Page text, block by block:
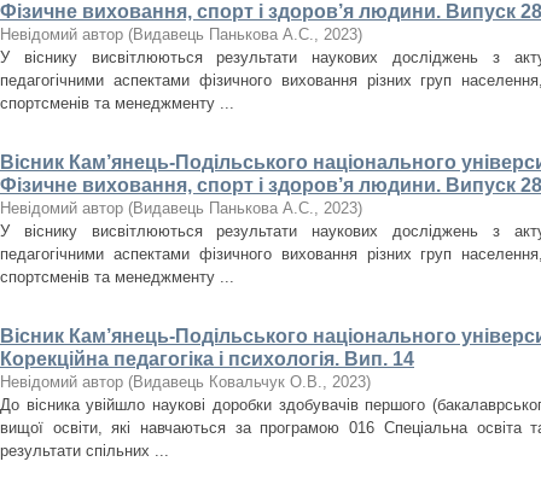
Фізичне виховання, спорт і здоров’я людини. Випуск
Невідомий автор (Видавець Панькова А.С., 2023)
У віснику висвітлюються результати наукових досліджень з
педагогічними аспектами фізичного виховання різних груп населення,
спортсменів та менеджменту ...
Вісник Кам’янець-Подільського національного
Фізичне виховання, спорт і здоров’я людини. Випуск
Невідомий автор (Видавець Панькова А.С., 2023)
У віснику висвітлюються результати наукових досліджень з
педагогічними аспектами фізичного виховання різних груп населення,
спортсменів та менеджменту ...
Вісник Кам’янець-Подільського національного
Корекційна педагогіка і психологія. Вип. 14
Невідомий автор (Видавець Ковальчук О.В., 2023)
До вісника увійшло наукові доробки здобувачів першого
вищої освіти, які навчаються за програмою 016 Спеціальна освіта
результати спільних ...